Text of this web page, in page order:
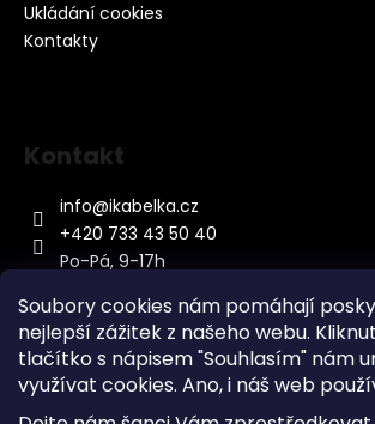
Soubory cookies nám pomáhají
nejlepší zážitek z našeho webu.
tlačítko s nápisem "Souhlasím" nám
využívat cookies. Ano, i náš web
Ukládání cookies
Kontakty
Kontakt
info@ikabelka.cz
+420 733 43 50 40
Po-Pá, 9-17h
Kontakt